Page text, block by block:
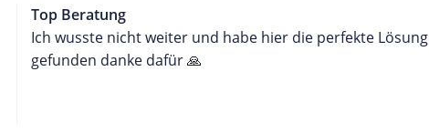
Top Beratung
Ich wusste nicht weiter und habe hier die perfekte Lösung
gefunden danke dafür 🙏